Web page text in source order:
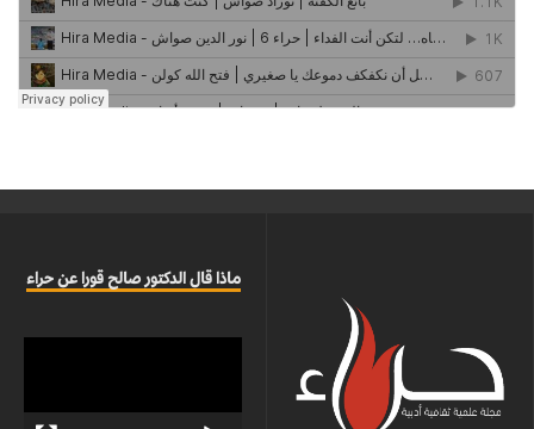
ماذا قال الدكتور صالح قورا عن حراء